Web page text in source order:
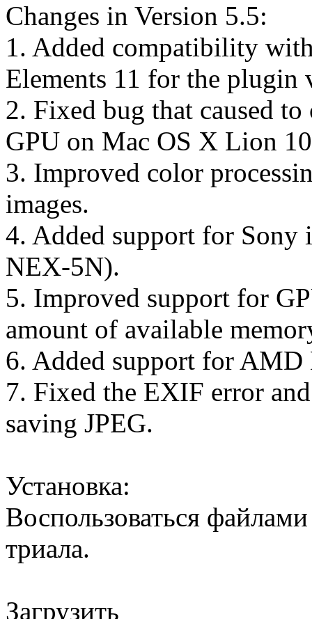
Changes in Version 5.5:
1. Added compatibility
Elements 11 for the plugin
2. Fixed bug that caused
GPU on Mac OS X Lion
3. Improved color
images.
4. Added support for Sony
NEX-5N).
5. Improved support for
amount of available
6. Added support for
7. Fixed the EXIF error
saving JPEG.
Установка:
Воспользоваться
триала.
Загрузить